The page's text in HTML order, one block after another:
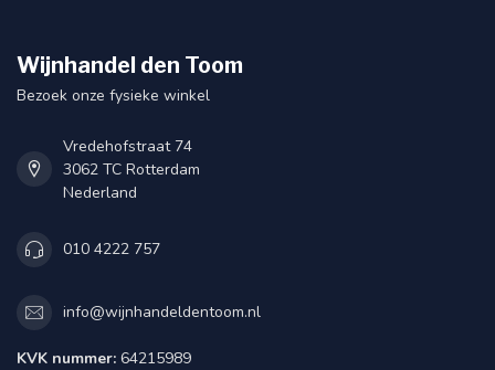
Wijnhandel den Toom
Bezoek onze fysieke winkel
Vredehofstraat 74
3062 TC Rotterdam
Nederland
010 4222 757
info@wijnhandeldentoom.nl
KVK nummer: 64215989